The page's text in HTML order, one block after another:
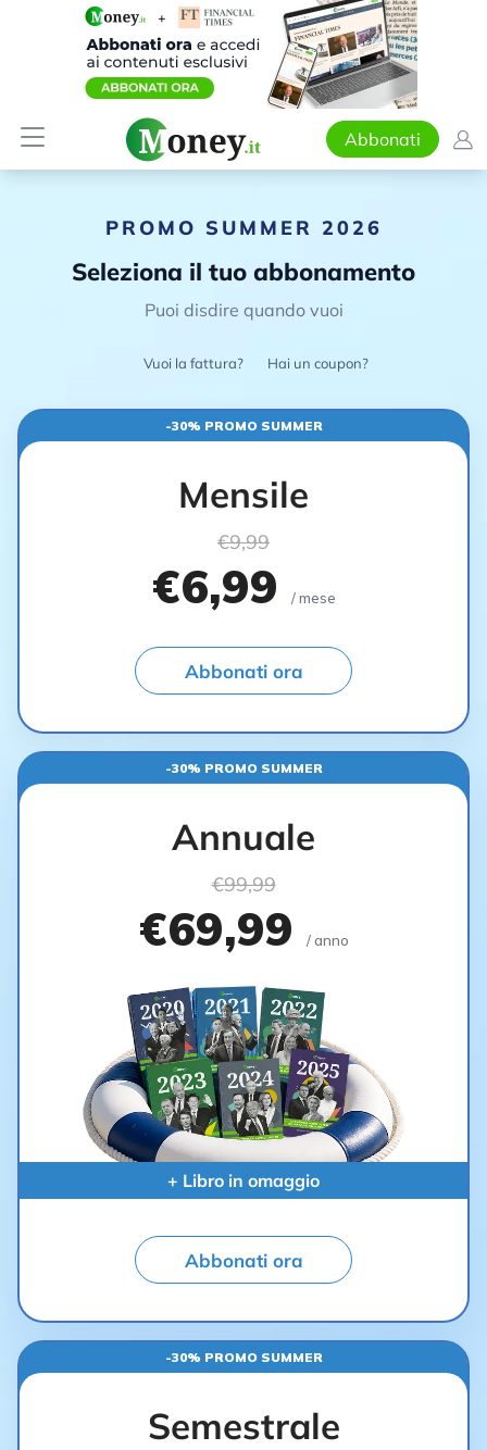
Abbonati
PROMO SUMMER 2026
Seleziona il tuo abbonamento
Puoi disdire quando vuoi
Vuoi la fattura? Hai un coupon?
-30% PROMO SUMMER
Mensile
€9,99
€6,99 / mese
Abbonati ora
-30% PROMO SUMMER
Annuale
€99,99
€69,99 / anno
+ Libro in omaggio
Abbonati ora
-30% PROMO SUMMER
Semestrale